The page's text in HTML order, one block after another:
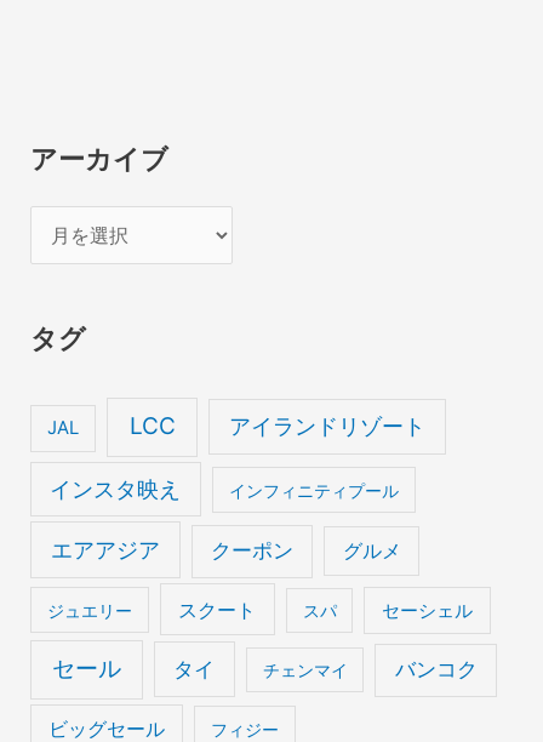
アーカイブ
ー
イ
タグ
JAL LCC アイランドリゾート
インスタ映え インフィニティプール
エアアジア クーポン グルメ
ジュエリー スクート スパ セーシェル
セール タイ チェンマイ バンコク
ビッグセール フィジー